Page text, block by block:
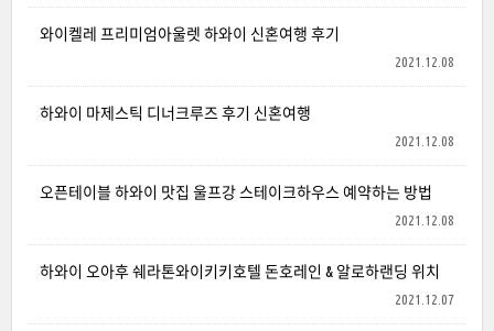
와이켈레 프리미엄아울렛 하와이 신혼여행 후기
2021.12.08
하와이 마제스틱 디너크루즈 후기 신혼여행
2021.12.08
오픈테이블 하와이 맛집 울프강 스테이크하우스 예약하는 방법
2021.12.08
하와이 오아후 쉐라톤와이키키호텔 돈호레인 & 알로하랜딩 위치
2021.12.07